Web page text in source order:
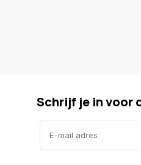
Schrijf je in voor